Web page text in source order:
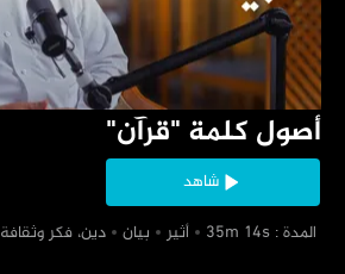
‏أصول كلمة "قرآن"
شاهد
‏ المدة : 35m 14s
‏أثير ‏بيان ‏دين، فكر وثقافة